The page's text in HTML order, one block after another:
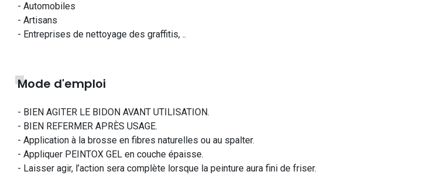
- Automobiles
- Artisans
- Entreprises de nettoyage des graffitis, ..
Mode d'emploi
- BIEN AGITER LE BIDON AVANT UTILISATION.
- BIEN REFERMER APRÈS USAGE.
- Application à la brosse en fibres naturelles ou au spalter.
- Appliquer PEINTOX GEL en couche épaisse.
- Laisser agir, l’action sera complète lorsque la peinture aura fini de friser.